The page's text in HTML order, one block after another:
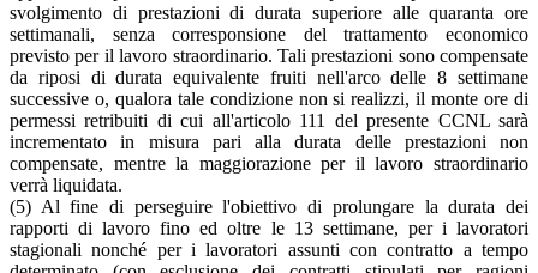
svolgimento di prestazioni di durata superiore alle quaranta ore
settimanali, senza corresponsione del trattamento economico
previsto per il lavoro straordinario. Tali prestazioni sono compensate
da riposi di durata equivalente fruiti nell'arco delle 8 settimane
successive o, qualora tale condizione non si realizzi, il monte ore di
permessi retribuiti di cui all'articolo 111 del presente CCNL sarà
incrementato in misura pari alla durata delle prestazioni non
compensate, mentre la maggiorazione per il lavoro straordinario
verrà liquidata.
(5) Al fine di perseguire l'obiettivo di prolungare la durata dei
rapporti di lavoro fino ed oltre le 13 settimane, per i lavoratori
stagionali nonché per i lavoratori assunti con contratto a tempo